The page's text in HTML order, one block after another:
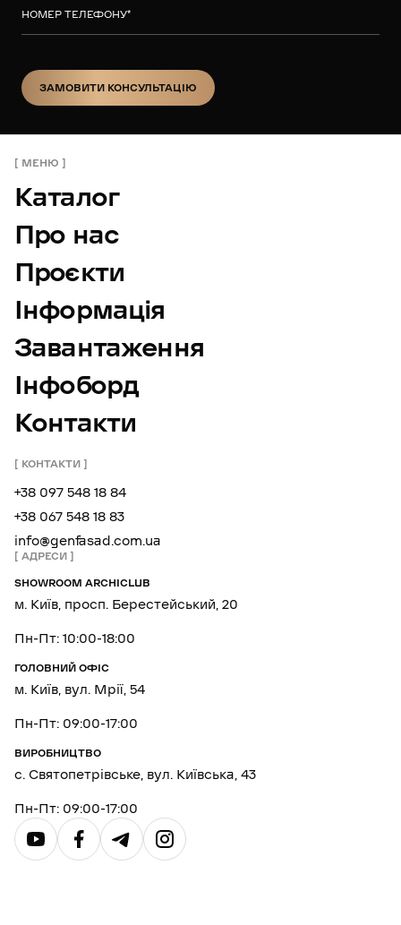
НОМЕР ТЕЛЕФОНУ*
ЗАМОВИТИ КОНСУЛЬТАЦІЮ
МЕНЮ
Каталог
Про нас
Проєкти
Інформація
Завантаження
Інфоборд
Контакти
КОНТАКТИ
+38 097 548 18 84
+38 067 548 18 83
info@genfasad.com.ua
АДРЕСИ
SHOWROOM ARCHICLUB
м. Київ, просп. Берестейський, 20
Пн-Пт: 10:00-18:00
ГОЛОВНИЙ ОФІС
м. Київ, вул. Мрії, 54
Пн-Пт: 09:00-17:00
ВИРОБНИЦТВО
с. Святопетрівське, вул. Київська, 43
Пн-Пт: 09:00-17:00